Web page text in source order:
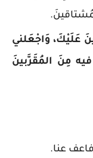
عَلَيْكَ، وَاجْعَلني
مِنَ المُقَرَّبينَ
عنا.